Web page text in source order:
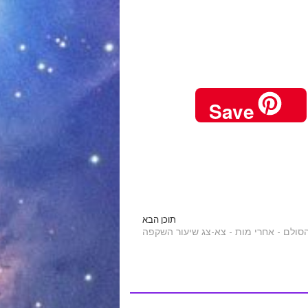
Save
תוכן הבא